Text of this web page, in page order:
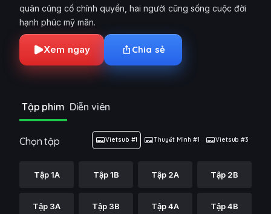
quân củng cố chính quyền, hai người cũng sống cuộc đời
hạnh phúc mỹ mãn.
Xem ngay Chia sẻ
Tập phim Diễn viên
Chọn tập Vietsub #1 Thuyết Minh #1 Vietsub #3
Tập 1A Tập 1B Tập 2A Tập 2B
Tập 3A Tập 3B Tập 4A Tập 4B